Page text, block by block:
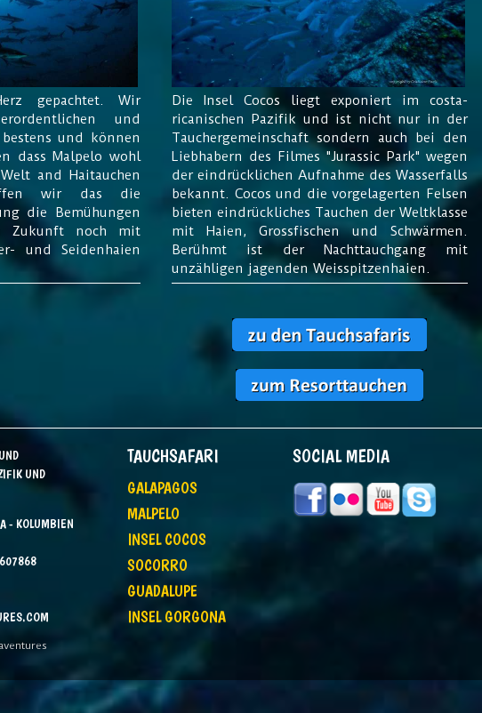
gepachtet. Wir
und
und können
dass Malpelo wohl
and Haitauchen
wir das die
die Bemühungen
Zukunft noch mit
und Seidenhaien
Die Insel Cocos liegt exponiert im costa-
ricanischen Pazifik und ist nicht nur in der
Tauchergemeinschaft sondern auch bei den
Liebhabern des Filmes "Jurassic Park" wegen
der eindrücklichen Aufnahme des Wasserfalls
bekannt. Cocos und die vorgelagerten Felsen
bieten eindrückliches Tauchen der Weltklasse
mit Haien, Grossfischen und Schwärmen.
Berühmt ist der Nachttauchgang mit
unzähligen jagenden Weisspitzenhaien.
UND
- KOLUMBIEN
TAUCHSAFARI
GALAPAGOS
MALPELO
INSEL COCOS
SOCORRO
GUADALUPE
INSEL GORGONA
SOCIAL MEDIA